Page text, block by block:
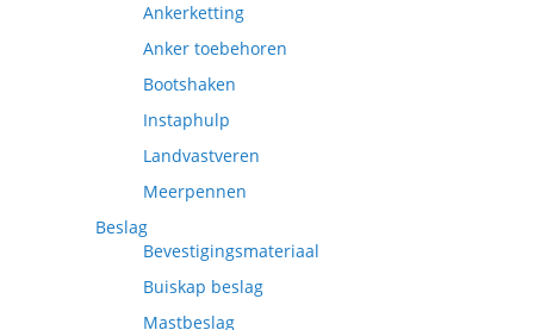
Ankerketting
Anker toebehoren
Bootshaken
Instaphulp
Landvastveren
Meerpennen
Beslag
Bevestigingsmateriaal
Buiskap beslag
Mastbeslag